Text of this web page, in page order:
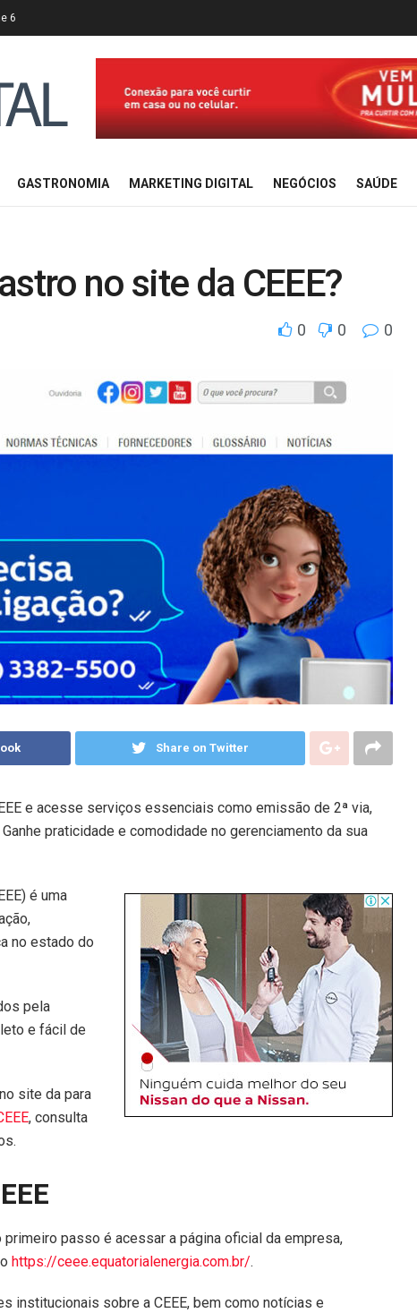
6
GASTRONOMIA MARKETING DIGITAL NEGÓCIOS SAÚDE
no site da CEEE?
0 0 0
Share on Twitter
e acesse serviços essenciais como emissão de 2ª via,
praticidade e comodidade no gerenciamento da sua
é uma
no estado do
pela
e fácil de
site da para
, consulta
primeiro passo é acessar a página oficial da empresa,
https://ceee.equatorialenergia.com.br/.
institucionais sobre a CEEE, bem como notícias e